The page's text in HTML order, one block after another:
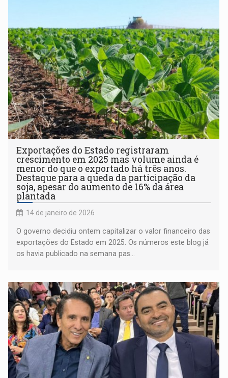
Exportações do Estado registraram
crescimento em 2025 mas volume ainda é
menor do que o exportado há três anos.
Destaque para a queda da participação da
soja, apesar do aumento de 16% da área
plantada
14 de janeiro de 2026
O governo decidiu ontem capitalizar o valor financeiro das
exportações do Estado em 2025. Os números este blog já
os havia publicado na semana pas...